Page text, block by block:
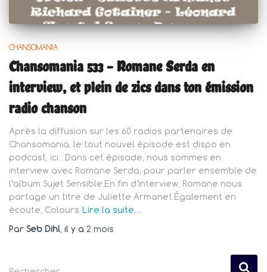
CHANSOMANIA
Chansomania 533 – Romane Serda en
interview, et plein de zics dans ton émission
radio chanson
Après la diffusion sur les 60 radios partenaires de
Chansomania, le tout nouvel épisode est dispo en
podcast, ici : Dans cet épisode, nous sommes en
interview avec Romane Serda, pour parler ensemble de
l’album Sujet Sensible.En fin d’interview, Romane nous
partage un titre de Juliette Armanet.Également en
écoute, Colours Lire la suite…
Par Seb Dihl, il y a 2 mois
R